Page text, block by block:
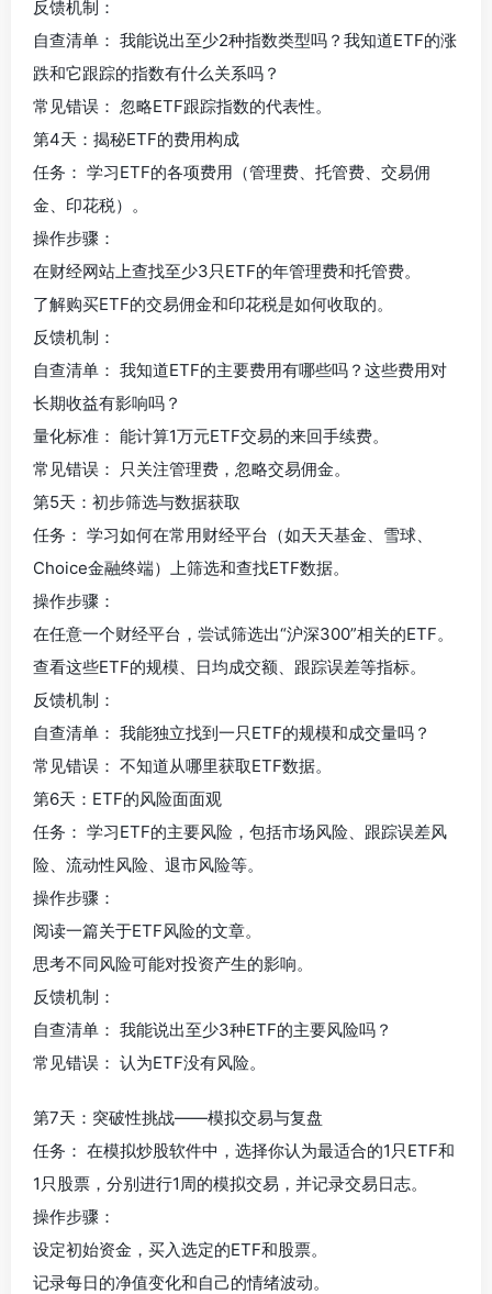
反馈机制：
自查清单： 我能说出至少2种指数类型吗？我知道ETF的涨
跌和它跟踪的指数有什么关系吗？
常见错误： 忽略ETF跟踪指数的代表性。
第4天：揭秘ETF的费用构成
任务： 学习ETF的各项费用（管理费、托管费、交易佣
金、印花税）。
操作步骤：
在财经网站上查找至少3只ETF的年管理费和托管费。
了解购买ETF的交易佣金和印花税是如何收取的。
反馈机制：
自查清单： 我知道ETF的主要费用有哪些吗？这些费用对
长期收益有影响吗？
量化标准： 能计算1万元ETF交易的来回手续费。
常见错误： 只关注管理费，忽略交易佣金。
第5天：初步筛选与数据获取
任务： 学习如何在常用财经平台（如天天基金、雪球、
Choice金融终端）上筛选和查找ETF数据。
操作步骤：
在任意一个财经平台，尝试筛选出“沪深300”相关的ETF。
查看这些ETF的规模、日均成交额、跟踪误差等指标。
反馈机制：
自查清单： 我能独立找到一只ETF的规模和成交量吗？
常见错误： 不知道从哪里获取ETF数据。
第6天：ETF的风险面面观
任务： 学习ETF的主要风险，包括市场风险、跟踪误差风
险、流动性风险、退市风险等。
操作步骤：
阅读一篇关于ETF风险的文章。
思考不同风险可能对投资产生的影响。
反馈机制：
自查清单： 我能说出至少3种ETF的主要风险吗？
常见错误： 认为ETF没有风险。
第7天：突破性挑战——模拟交易与复盘
任务： 在模拟炒股软件中，选择你认为最适合的1只ETF和
1只股票，分别进行1周的模拟交易，并记录交易日志。
操作步骤：
设定初始资金，买入选定的ETF和股票。
记录每日的净值变化和自己的情绪波动。